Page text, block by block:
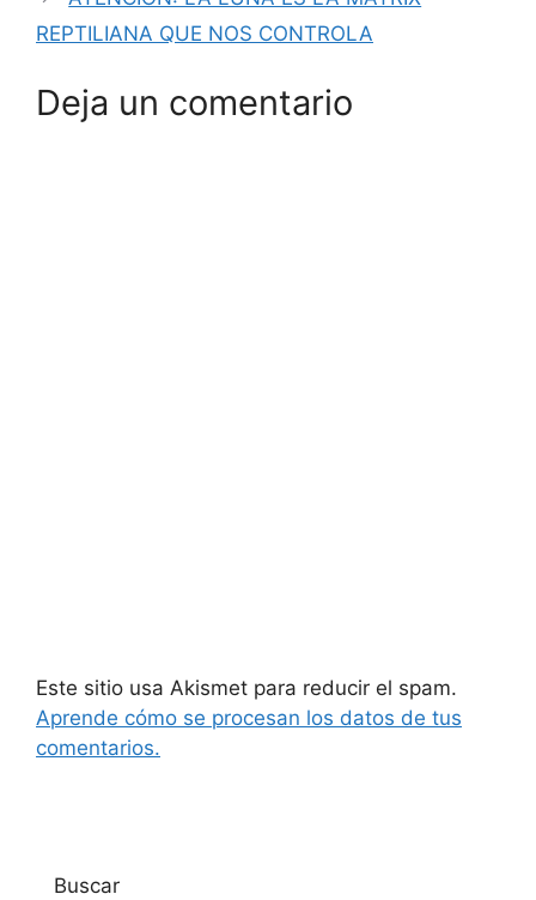
REPTILIANA QUE NOS CONTROLA
Deja un comentario
Este sitio usa Akismet para reducir el spam.
Aprende cómo se procesan los datos de tus
comentarios.
Buscar